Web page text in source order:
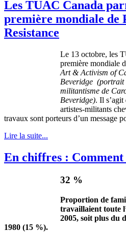
Les TUAC Canada
première mondiale de
Resistance
Le 13 octobre, les
première mondiale
Art & Activism of
Beveridge (portrait
militantisme de
Beveridge). Il s’agit
artistes-militants
travaux sont porteurs d’un message
Lire la suite...
En chiffres :
32 %
Proportion de
travaillaient toute
2005, soit plus du
1980 (15 %).